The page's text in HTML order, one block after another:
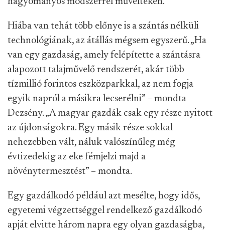
Hiába van tehát több előnye is a szántás nélküli
technológiának, az átállás mégsem egyszerű. „Ha
van egy gazdaság, amely felépítette a szántásra
alapozott talajművelő rendszerét, akár több
tízmillió forintos eszközparkkal, az nem fogja
egyik napról a másikra lecserélni” – mondta
Dezsény. „A magyar gazdák csak egy része nyitott
az újdonságokra. Egy másik része sokkal
nehezebben vált, náluk valószínűleg még
évtizedekig az eke fémjelzi majd a
növénytermesztést” – mondta.
Egy gazdálkodó például azt mesélte, hogy idős,
egyetemi végzettséggel rendelkező gazdálkodó
apját elvitte három napra egy olyan gazdaságba,